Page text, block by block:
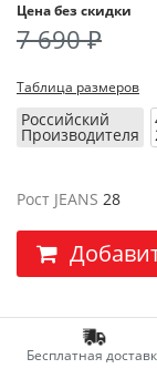
Цена без скидки
7 690 ₽
Таблица размеров
Российский
Производителя
Рост JEANS 28
Бесплатная